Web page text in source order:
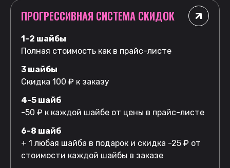
ПРОГРЕССИВНАЯ СИСТЕМА СКИДОК
1-2 шайбы
Полная стоимость как в прайс-листе
3 шайбы
Скидка 100 ₽ к заказу
4-5 шайб
-50 ₽ к каждой шайбе от цены в прайс-листе
6-8 шайб
+ 1 любая шайба в подарок и скидка -25 ₽ от
стоимости каждой шайбы в заказе